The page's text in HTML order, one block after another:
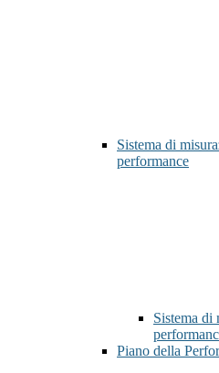
Sistema di
performance
Sistema di
Piano della